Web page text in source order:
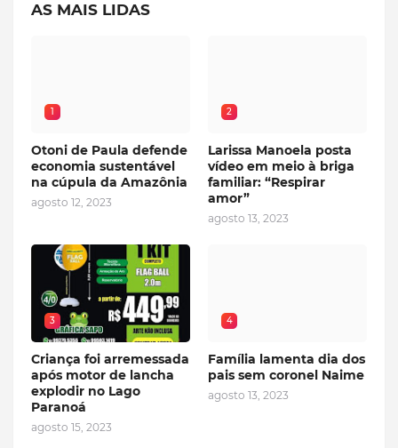
AS MAIS LIDAS
1
Otoni de Paula defende
economia sustentável
na cúpula da Amazônia
agosto 12, 2023
2
Larissa Manoela posta
vídeo em meio à briga
familiar: “Respirar
amor”
agosto 13, 2023
3
Criança foi arremessada
após motor de lancha
explodir no Lago
Paranoá
agosto 15, 2023
4
Família lamenta dia dos
pais sem coronel Naime
agosto 13, 2023